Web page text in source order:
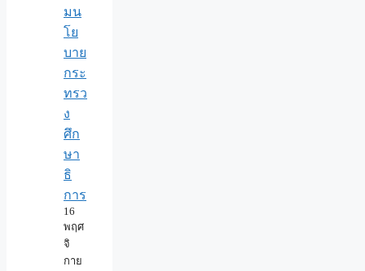
มน
โย
บาย
กระ
ทรว
ง
ศึก
ษา
ธิ
การ
16
พฤศ
จิ
กาย